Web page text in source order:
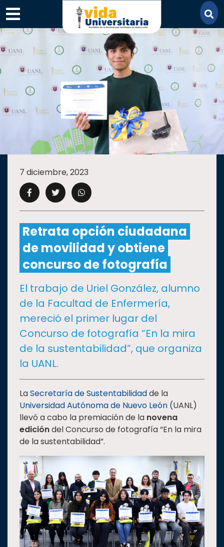
×
ACADEMIA
CAMPUS UANL
CULTURA
DEPORTES
I+D+IEXPERTOS
SALUD
SUSTENTABILIDAD
TEMAS
Oferta
educativa
Estudiantes
Rectoría
Investigación
Internacionalización
Responsabilidad
social
7 diciembre, 2023
Retrata opción ciudadana
de movilidad y obtiene
concurso de fotografía
El trabajo de Uriel González, alumno
de la Facultad de Enfermería,
mereció el primer lugar del
Concurso de fotografía “En la mira
de la sustentabilidad”, que organiza
la UANL.
LaSecretaría de Sustentabilidadde la
Universidad Autónoma de Nuevo León (UANL)
llevó a cabo la premiación de la novena
edicióndel Concurso de fotografía “En la mira
de la sustentabilidad”.